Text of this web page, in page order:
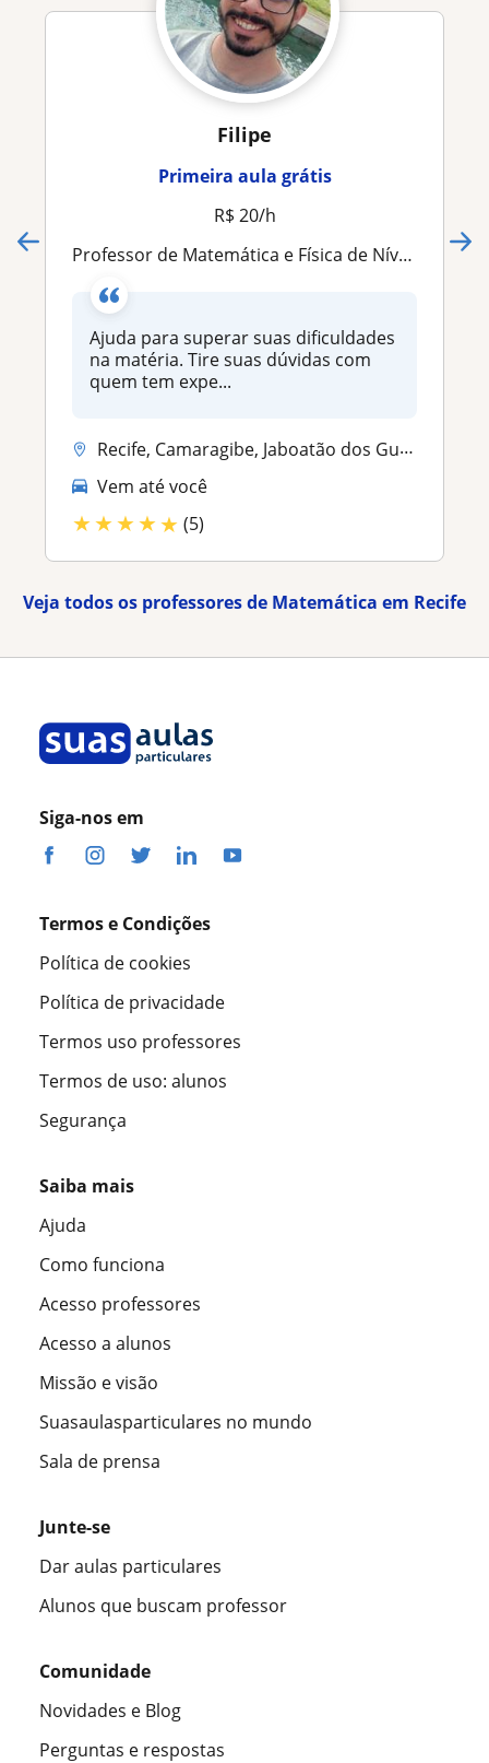
Filipe
Primeira aula grátis
R$ 20/h
Professor de Matemática e Física de Níveis Fundamental, Médio e Superio
Ajuda para superar suas dificuldades
na matéria. Tire suas dúvidas com
quem tem expe...
Recife, Camaragibe, Jaboatão dos Guararapes, Olinda
Vem até você
★★★★★ (5)
Veja todos os professores de Matemática em Recife
Siga-nos em
Termos e Condições
Política de cookies
Política de privacidade
Termos uso professores
Termos de uso: alunos
Segurança
Saiba mais
Ajuda
Como funciona
Acesso professores
Acesso a alunos
Missão e visão
Suasaulasparticulares no mundo
Sala de prensa
Junte-se
Dar aulas particulares
Alunos que buscam professor
Comunidade
Novidades e Blog
Perguntas e respostas